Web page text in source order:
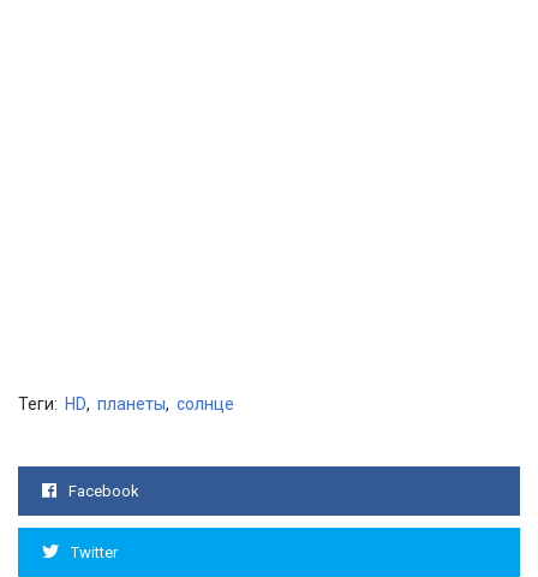
Теги: HD, планеты, солнце
Facebook
Twitter